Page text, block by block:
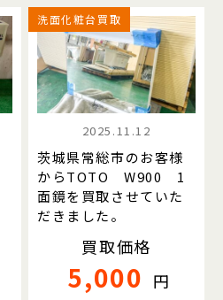
洗面化粧台買取
2025.11.12
茨城県常総市のお客様
からTOTO W900 1
面鏡を買取させていた
だきました。
買取価格
5,000 円